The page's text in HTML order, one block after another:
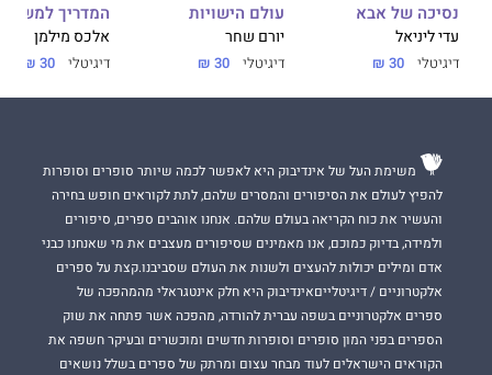
נסיכה של אבא
עדי ליניאל
דיגיטלי 30 ₪
עולם הישויות
יורם שחר
דיגיטלי 30 ₪
המדריך
אלכס מילמן
דיגיטלי 30 ₪
משימת העל של אינדיבוק היא לאפשר לכמה שיותר סופרים וסופרות
להפיץ לעולם את הסיפורים והמסרים שלהם, לתת לקוראים חופש בחירה
והעשיר את כוח הקריאה בעולם שלהם. אנחנו אוהבים ספרים, סיפורים
ולמידה, בדיוק כמוכם, אנו מאמינים שסיפורים מעצבים את מי שאנחנו כבני
אדם ומילים יכולות להעצים ולשנות את העולם שסביבנו.קצת על ספרים
אלקטרוניים / דיגיטלייםאינדיבוק היא חלק אינטגראלי מהמהפכה של
ספרים אלקטרוניים בשפה עברית להורדה, מהפכה אשר פתחה את שוק
הספרים בפני המון סופרים וסופרות חדשים ומוכשרים ובעיקר חשפה את
הקוראים הישראלים לעוד מבחר עצום ומרתק של ספרים בשלל נושאים